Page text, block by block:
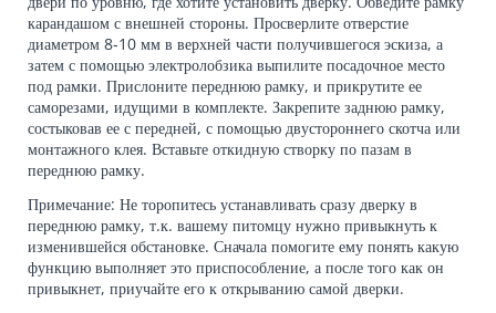
карандашом с внешней стороны. Просверлите отверстие
диаметром 8-10 мм в верхней части получившегося эскиза, а
затем с помощью электролобзика выпилите посадочное место
под рамки. Прислоните переднюю рамку, и прикрутите ее
саморезами, идущими в комплекте. Закрепите заднюю рамку,
состыковав ее с передней, с помощью двустороннего скотча или
монтажного клея. Вставьте откидную створку по пазам в
переднюю рамку.
Примечание: Не торопитесь устанавливать сразу дверку в
переднюю рамку, т.к. вашему питомцу нужно привыкнуть к
изменившейся обстановке. Сначала помогите ему понять какую
функцию выполняет это приспособление, а после того как он
привыкнет, приучайте его к открыванию самой дверки.